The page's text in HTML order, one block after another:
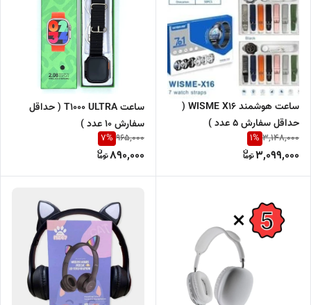
ساعت هوشمند WISME X16 (
حداقل سفارش 5 عدد )
3,148,000
1%
3,099,000
ساعت T1000 ULTRA ( حداقل
سفارش 10 عدد )
965,000
7%
890,000